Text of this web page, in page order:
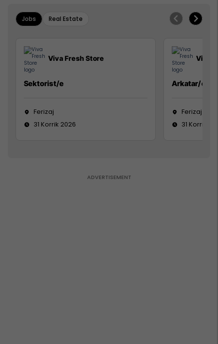
Jobs Real Estate
Viva Fresh Store
Sektorist/e
Ferizaj
31 Korrik 2026
Viva
Arkatar/e
Ferizaj
31 Korrik